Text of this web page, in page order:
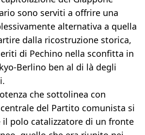
sono serviti a offrire una
alternativa a quella
dalla ricostruzione storica,
di Pechino nella sconfitta in
Berlino ben al di là degli
che sottolinea con
del Partito comunista si
il polo catalizzatore di un fronte